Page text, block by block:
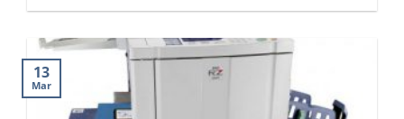
13
Mar